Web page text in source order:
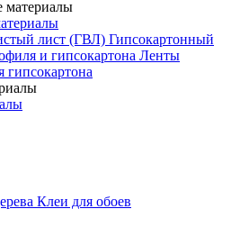
лист (ГВЛ) Гипсокартонный
и гипсокартона Ленты
гипсокартона
Клеи для обоев